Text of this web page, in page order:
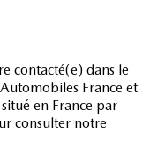
contacté(e) dans le
France et
en France par
consulter notre